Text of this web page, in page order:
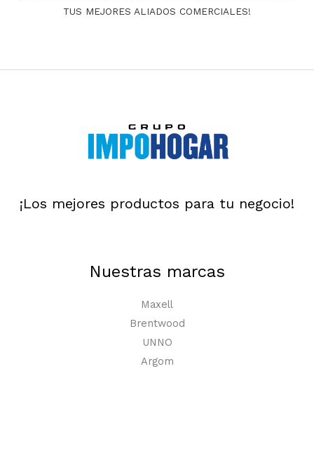
TUS MEJORES ALIADOS COMERCIALES!
¡Los mejores productos para tu negocio!
Nuestras marcas
Maxell
Brentwood
UNNO
Argom